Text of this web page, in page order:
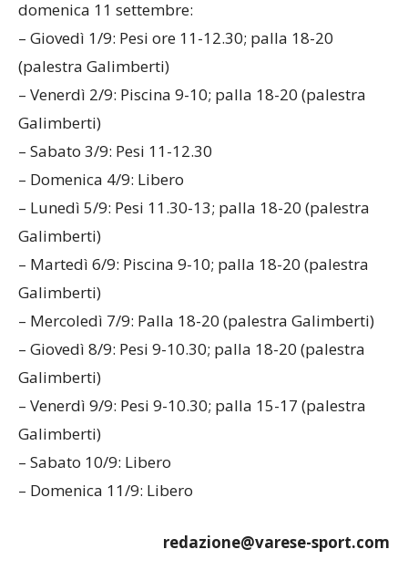
domenica 11 settembre:
– Giovedì 1/9: Pesi ore 11-12.30; palla 18-20
(palestra Galimberti)
– Venerdì 2/9: Piscina 9-10; palla 18-20 (palestra
Galimberti)
– Sabato 3/9: Pesi 11-12.30
– Domenica 4/9: Libero
– Lunedì 5/9: Pesi 11.30-13; palla 18-20 (palestra
Galimberti)
– Martedì 6/9: Piscina 9-10; palla 18-20 (palestra
Galimberti)
– Mercoledì 7/9: Palla 18-20 (palestra Galimberti)
– Giovedì 8/9: Pesi 9-10.30; palla 18-20 (palestra
Galimberti)
– Venerdì 9/9: Pesi 9-10.30; palla 15-17 (palestra
Galimberti)
– Sabato 10/9: Libero
– Domenica 11/9: Libero
redazione@varese-sport.com